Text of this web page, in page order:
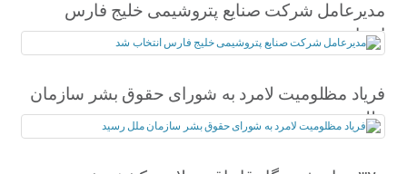
مدیرعامل شرکت صنایع پتروشیمی خلیج فارس
انتخاب شد
فریاد مظلومیت لامرد به شورای حقوق بشر سازمان
ملل رسید